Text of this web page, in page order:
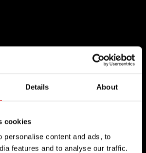
Details About
cookies
personalise content and ads, to
features and to analyse our traffic.